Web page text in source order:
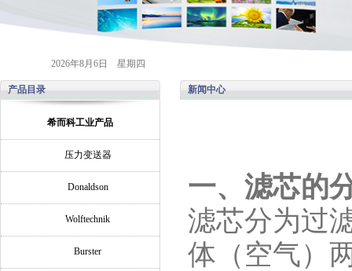
2026年8月6日 星期四
产品目录
希而科工业产品
压力变送器
Donaldson
Wolftechnik
Burster
新闻中心
一、滤芯的
滤芯分为过
体（空气）